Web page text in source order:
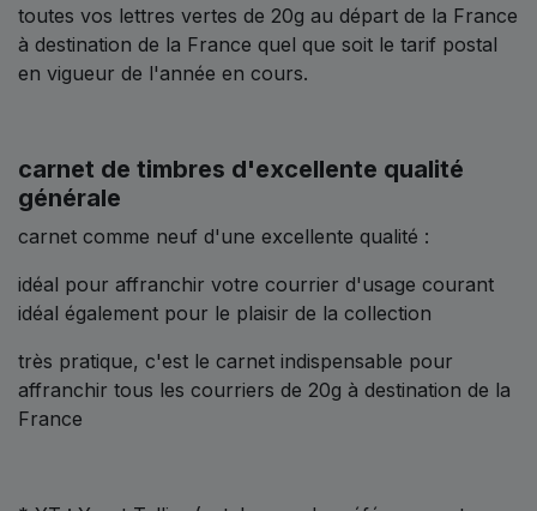
toutes vos lettres vertes de 20g au départ de la France
à destination de la France quel que soit le tarif postal
en vigueur de l'année en cours.
carnet de timbres d'excellente qualité
générale
carnet comme neuf d'une excellente qualité :
idéal pour affranchir votre courrier d'usage courant
idéal également pour le plaisir de la collection
très pratique, c'est le carnet indispensable pour
affranchir tous les courriers de 20g à destination de la
France